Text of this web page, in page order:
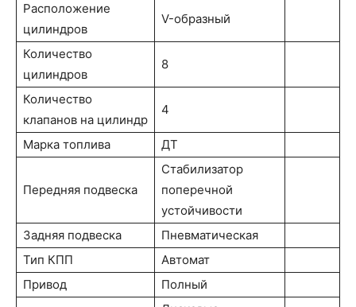
Расположение
цилиндров
V-образный
Количество
цилиндров
8
Количество
клапанов на цилиндр
4
Марка топлива ДТ
Передняя подвеска
Стабилизатор
поперечной
устойчивости
Задняя подвеска
Пневматическая
Тип КПП
Автомат
Привод
Полный